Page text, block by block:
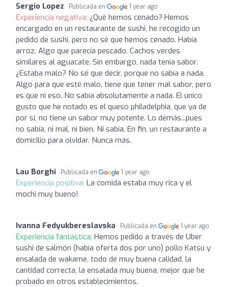
Sergio Lopez Publicada en 1 year ago
Experiencia negativa: ¿Qué hemos cenado? Hemos
encargado en un restaurante de sushi, he recogido un
pedido de sushi, pero no sé que hemos cenado. Había
arroz. Algo que parecía pescado. Cachos verdes
similares al aguacate. Sin embargo, nada tenía sabor.
¿Estaba malo? No sé que decir, porque no sabía a nada.
Algo para que esté malo, tiene que tener mal sabor, pero
es que ni eso. No sabía absolutamente a nada. El único
gusto que he notado es el queso philadelphia, que ya de
por sí, no tiene un sabor muy potente. Lo demás...pues
no sabía, ni mal, ni bien. Ni sabía. En fin, un restaurante a
domicilio para olvidar. Nunca más.
Lau Borghi Publicada en 1 year ago
Experiencia positiva: La comida estaba muy rica y el
mochi muy bueno!
Ivanna Fedyukbereslavska Publicada en 1 year ago
Experiencia fantástica: Hemos pedido a través de Uber
sushi de salmón (había oferta dos por uno) pollo Katsu y
ensalada de wakame, todo de muy buena calidad, la
cantidad correcta, la ensalada muy buena, mejor que he
probado en otros establecimientos.